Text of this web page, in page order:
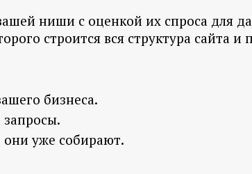
ниши с оценкой их спроса для
строится вся структура сайта и
бизнеса.
они уже собирают.